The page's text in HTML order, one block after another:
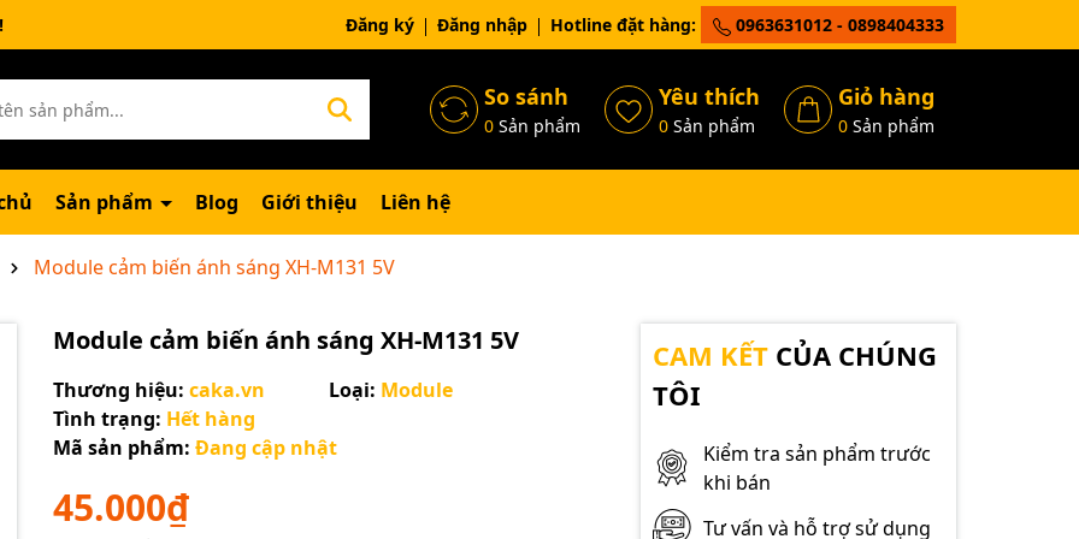
chờ đợi bạn Đăng ký Đăng nhập Hotline đặt hàng: 0963631012 - 0898404333
So sánh
0Sản phẩm
Yêu thích
0Sản phẩm
Giỏ hàng
0Sản phẩm
Sản phẩm Blog Giới thiệu Liên hệ
Module cảm biến ánh sáng XH-M131 5V
Module cảm biến ánh sáng XH-M131 5V
Thương hiệu: caka.vn Loại: Module
Tình trạng: Hết hàng
Mã sản phẩm: Đang cập nhật
45.000₫
CAM KẾTCỦA CHÚNG
TÔI
Kiểm tra sản phẩm trước
khi bán
Tư vấn và hỗ trợ sử dụng
Mã giảm giá: